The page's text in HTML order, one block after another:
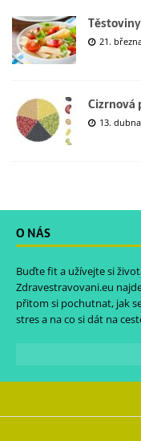
21.
Cizrnová
13.
O NÁS
Buďte fit a užívejte si
Zdravestravovani.eu
přitom si pochutnat, jak
stres a na co si dát na